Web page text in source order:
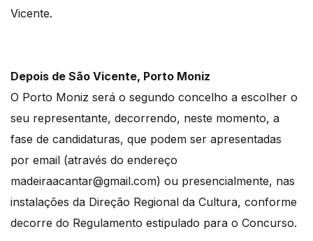
Vicente.
Depois de São Vicente, Porto Moniz
O Porto Moniz será o segundo concelho a escolher o
seu representante, decorrendo, neste momento, a
fase de candidaturas, que podem ser apresentadas
por email (através do endereço
madeiraacantar@gmail.com) ou presencialmente, nas
instalações da Direção Regional da Cultura, conforme
decorre do Regulamento estipulado para o Concurso.